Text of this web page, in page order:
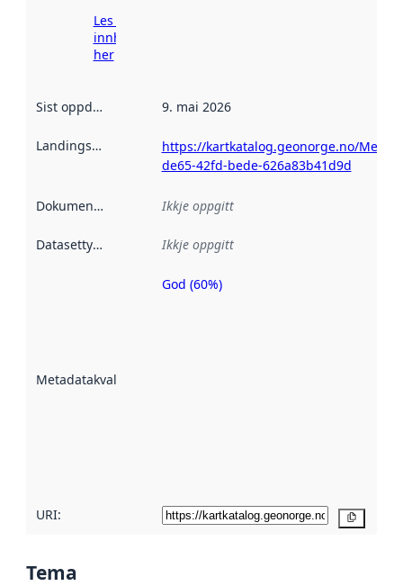
Les meir om
innhenting
her
Sist oppdatert 9. mai 2026
Landingsside
https://kartkatalog.geonorge.no/
de65-42fd-bede-626a83b41d9d
Dokumentasjon Ikkje oppgitt
Datasettype Ikkje oppgitt
Metadatakvalitet
Metadatakvalitet
God (60%)
URI:
Tema